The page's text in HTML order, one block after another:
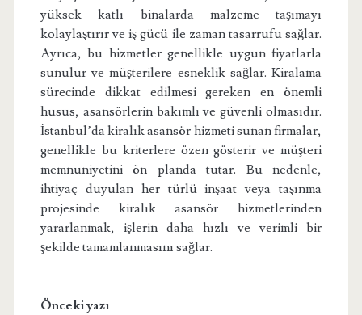
yüksek katlı binalarda malzeme taşımayı
kolaylaştırır ve iş gücü ile zaman tasarrufu sağlar.
Ayrıca, bu hizmetler genellikle uygun fiyatlarla
sunulur ve müşterilere esneklik sağlar. Kiralama
sürecinde dikkat edilmesi gereken en önemli
husus, asansörlerin bakımlı ve güvenli olmasıdır.
İstanbul’da kiralık asansör hizmeti sunan firmalar,
genellikle bu kriterlere özen gösterir ve müşteri
memnuniyetini ön planda tutar. Bu nedenle,
ihtiyaç duyulan her türlü inşaat veya taşınma
projesinde kiralık asansör hizmetlerinden
yararlanmak, işlerin daha hızlı ve verimli bir
şekilde tamamlanmasını sağlar.
Önceki yazı